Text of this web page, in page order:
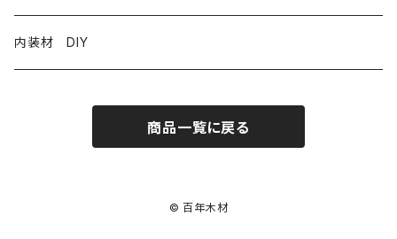
内装材 DIY
商品一覧に戻る
© 百年木材